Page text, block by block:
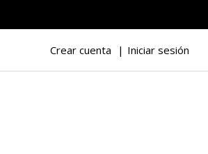
Crear cuenta Iniciar sesión